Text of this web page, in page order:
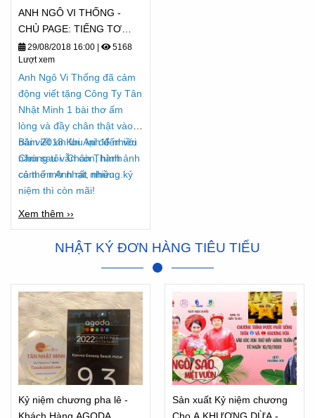
ANH NGÔ VI THỐNG -
CHỦ PAGE: TIẾNG TƠ
LÒNG CẢM NHẬN - TỪ
2018
29/08/2018 16:00 |
5168
Lượt xem
Anh Ngô Vi Thống đã cảm
động viết tặng Công Ty Tân
Nhật Minh 1 bài thơ ấm
lòng và đầy chân thật vào
năm 2018 Khi Anh đến với
Chúng tôi. Chân Thành
cảm ơn Anh rất nhiều...
Bài viết xin lưu lại để nhiều
năm sau vẫn còn, hình ảnh
có thể mờ nhạt, nhưng kỷ
niệm thì còn mãi!
Xem thêm ››
NHẬT KÝ ĐƠN HÀNG TIÊU TIỂU
Kỷ niệm chương pha lê -
Sản xuất Kỷ niệm chương